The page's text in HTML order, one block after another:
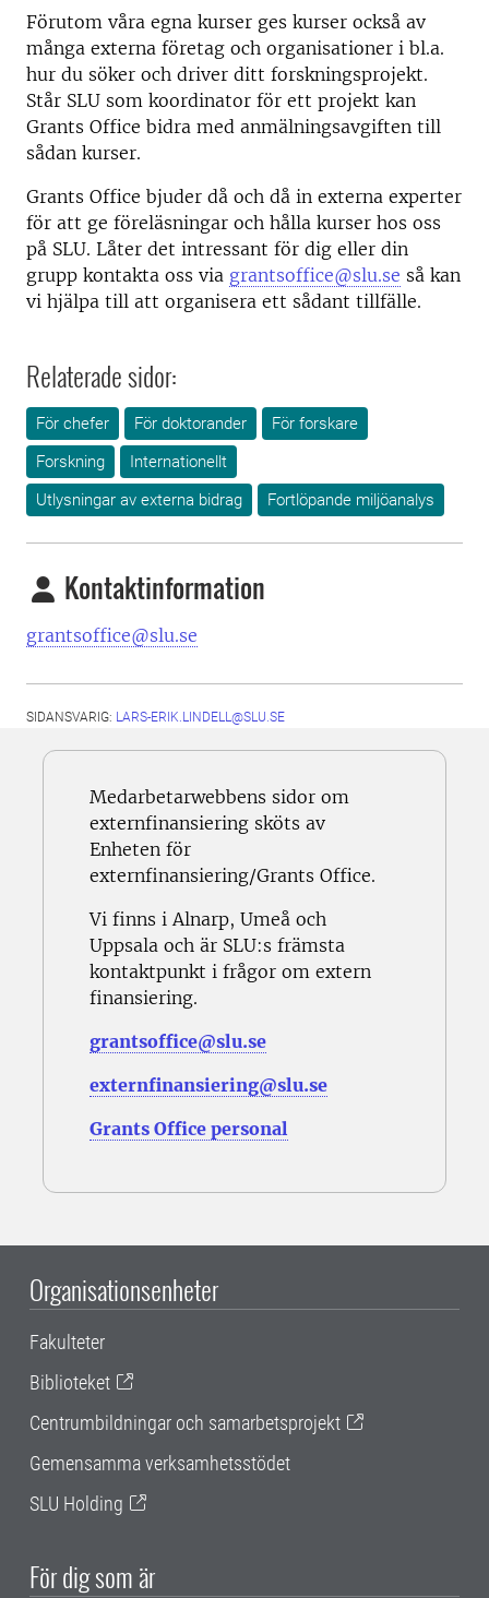
Förutom våra egna kurser ges kurser också av
många externa företag och organisationer i bl.a.
hur du söker och driver ditt forskningsprojekt.
Står SLU som koordinator för ett projekt kan
Grants Office bidra med anmälningsavgiften till
sådan kurser.
Grants Office bjuder då och då in externa experter
för att ge föreläsningar och hålla kurser hos oss
på SLU. Låter det intressant för dig eller din
grupp kontakta oss via grantsoffice@slu.se så kan
vi hjälpa till att organisera ett sådant tillfälle.
Relaterade sidor:
För chefer För doktorander
För forskare
Forskning
Internationellt
Utlysningar av externa bidrag
Fortlöpande miljöanalys
Kontaktinformation
grantsoffice@slu.se
SIDANSVARIG: LARS-ERIK.LINDELL@SLU.SE
Medarbetarwebbens sidor om
externfinansiering sköts av
Enheten för
externfinansiering/Grants Office.
Vi finns i Alnarp, Umeå och
Uppsala och är SLU:s främsta
kontaktpunkt i frågor om extern
finansiering.
grantsoffice@slu.se
externfinansiering@slu.se
Grants Office personal
Organisationsenheter
Fakulteter
Biblioteket
Centrumbildningar och samarbetsprojekt
Gemensamma verksamhetsstödet
SLU Holding
För dig som är